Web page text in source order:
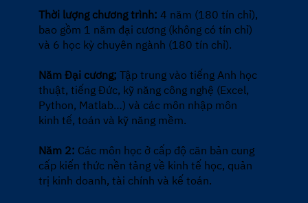
Thời lượng chương trình:4 năm (180 tín chỉ),
bao gồm 1 năm đại cương (không có tín chỉ)
và 6 học kỳ chuyên ngành (180 tín chỉ).
Năm Đại cương;Tập trung vào tiếng Anh học
thuật, tiếng Đức, kỹ năng công nghệ (Excel,
Python, Matlab…) và các môn nhập môn
kinh tế, toán và kỹ năng mềm.
Năm 2: Các môn học ở cấp độ căn bản cung
cấp kiến thức nền tảng về kinh tế học, quản
trị kinh doanh, tài chính và kế toán.